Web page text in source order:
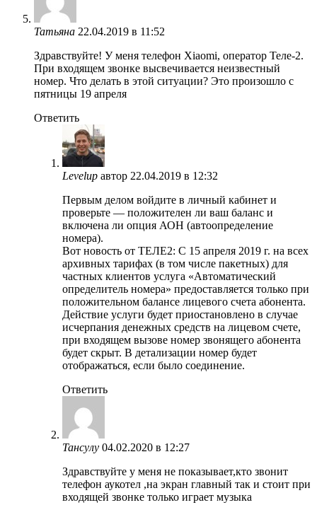
Татьяна 22.04.2019 в 11:52
Здравствуйте! У меня телефон Xiaomi, оператор Теле-2.
При входящем звонке высвечивается неизвестный
номер. Что делать в этой ситуации? Это произошло с
пятницы 19 апреля
Ответить
Levelup автор 22.04.2019 в 12:32
Первым делом войдите в личный кабинет и
проверьте — положителен ли ваш баланс и
включена ли опция АОН (автоопределение
номера).
Вот новость от ТЕЛЕ2: С 15 апреля 2019 г. на всех
архивных тарифах (в том числе пакетных) для
частных клиентов услуга «Автоматический
определитель номера» предоставляется только при
положительном балансе лицевого счета абонента.
Действие услуги будет приостановлено в случае
исчерпания денежных средств на лицевом счете,
при входящем вызове номер звонящего абонента
будет скрыт. В детализации номер будет
отображаться, если было соединение.
Ответить
Тансулу 04.02.2020 в 12:27
Здравствуйте у меня не показывает,кто звонит
телефон аукотел ,на экран главный так и стоит при
входящей звонке только играет музыка